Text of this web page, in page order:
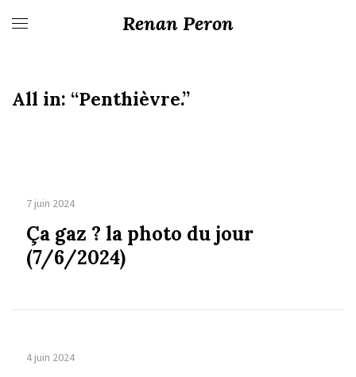
Renan Peron
All in: “Penthièvre.”
7 juin 2024
Ça gaz ? la photo du jour
(7/6/2024)
4 juin 2024